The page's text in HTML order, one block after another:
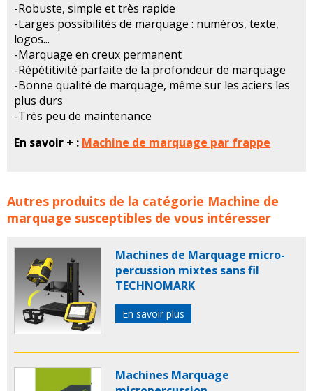
-Robuste, simple et très rapide
-Larges possibilités de marquage : numéros, texte,
logos...
-Marquage en creux permanent
-Répétitivité parfaite de la profondeur de marquage
-Bonne qualité de marquage, même sur les aciers les
plus durs
-Très peu de maintenance
En savoir + : Machine de marquage par frappe
Marquage par frappe AGICOM concerne les familles de
produits :AGICOM MARQUAGE marquage par FRAPPE
marquagepresse de marquage
marquage machine de marquage machines de
marquage
presse manuelle presse manuelle de
marquage systeme de marquage
marquage industriellesociete agicom
agicom
marquage frappemarquage industriel par
frappe
Autres produits de la catégorie Machine de
marquage susceptibles de vous intéresser
Machines de Marquage micro-
percussion mixtes sans fil
TECHNOMARK
En savoir plus
Machines Marquage